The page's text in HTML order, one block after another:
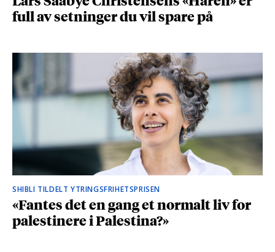
full av setninger du vil spare på
SHIBLI TILDELT YTRINGSFRIHETSPRISEN
«Fantes det en gang et normalt liv for
palestinere i Palestina?»